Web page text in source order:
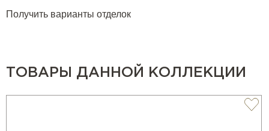
Получить варианты отделок
ТОВАРЫ ДАННОЙ КОЛЛЕКЦИИ